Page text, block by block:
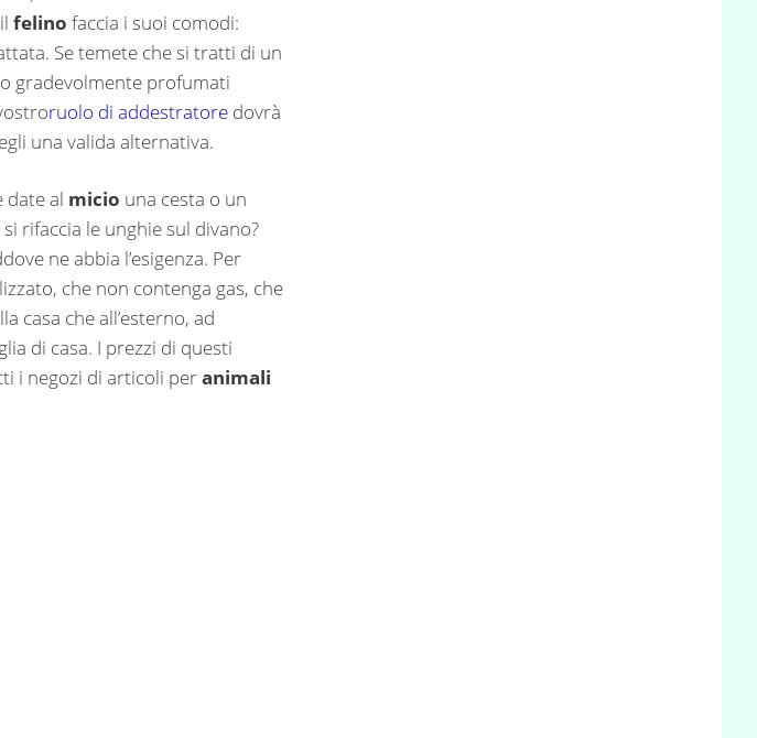
felino faccia i suoi comodi:
Se temete che si tratti di un
gradevolmente profumati
ruolo di addestratore dovrà
una valida alternativa.
date al micio una cesta o un
rifaccia le unghie sul divano?
ne abbia l’esigenza. Per
che non contenga gas, che
casa che all’esterno, ad
di casa. I prezzi di questi
i negozi di articoli peranimali